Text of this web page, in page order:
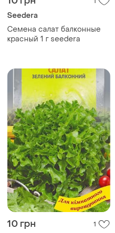
Seedera
Семена салат балконные
красный 1 г seedera
10 грн 1